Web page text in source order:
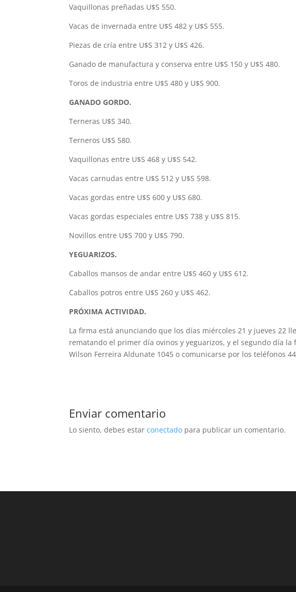
Vaquillonas preñadas U$S 550.
Vacas de invernada entre U$S 482 y U$S 555.
Piezas de cría entre U$S 312 y U$S 426.
Ganado de manufactura y conserva entre U$S 150 y U$S 480.
Toros de industria entre U$S 480 y U$S 900.
GANADO GORDO.
Terneras U$S 340.
Terneros U$S 580.
Vaquillonas entre U$S 468 y U$S 542.
Vacas carnudas entre U$S 512 y U$S 598.
Vacas gordas entre U$S 600 y U$S 680.
Vacas gordas especiales entre U$S 738 y U$S 815.
Novillos entre U$S 700 y U$S 790.
YEGUARIZOS.
Caballos mansos de andar entre U$S 460 y U$S 612.
Caballos potros entre U$S 260 y U$S 462.
PRÓXIMA ACTIVIDAD.
La firma está anunciando que los días miércoles 21 y jueves 22
rematando el primer día ovinos y yeguarizos, y el segundo día
Wilson Ferreira Aldunate 1045 o comunicarse por los teléfonos
Enviar comentario
Lo siento, debes estarconectado para publicar un comentario.